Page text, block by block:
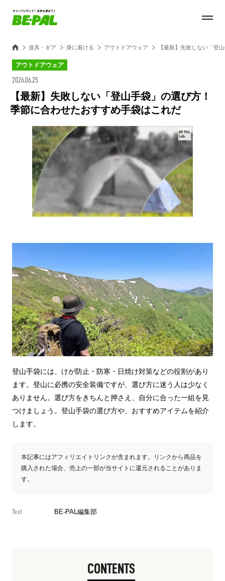
道具・ギア 身に着ける アウトドアウェア 【最新】失敗しない「登
アウトドアウェア
2026.06.25
【最新】失敗しない「登山手袋」の選び方！
季節に合わせたおすすめ手袋はこれだ
登山手袋には、けが防止・防寒・日焼け対策などの役割があり
ます。登山に必携の安全装備ですが、選び方に迷う人は少なく
ありません。選び方をきちんと押さえ、自分に合った一組を見
つけましょう。登山手袋の選び方や、おすすめアイテムを紹介
します。
本記事にはアフィリエイトリンクが含まれます。リンクから商品を
購入された場合、売上の一部が当サイトに還元されることがありま
す。
Text BE-PAL編集部
CONTENTS